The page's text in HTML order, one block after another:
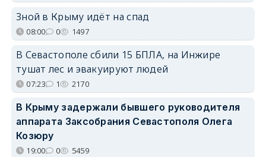
Зной в Крыму идёт на спад
08:00 0 1497
В Севастополе сбили 15 БПЛА, на Инжире
тушат лес и эвакуируют людей
07:23 1 2170
В Крыму задержали бывшего руководителя
аппарата Заксобрания Севастополя Олега
Козюру
19:00 0 5459